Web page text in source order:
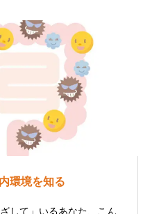
環境を知る
して」いるあなた、こん